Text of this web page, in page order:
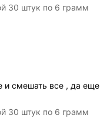
30 штук по 6 грамм
и смешать все , да еще
30 штук по 6 грамм